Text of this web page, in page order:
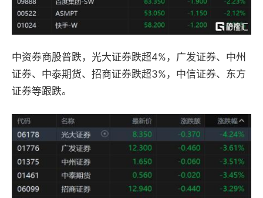
中资券商股普跌，光大证券跌超4%，广发证券、中州
证券、中泰期货、招商证券跌超3%，中信证券、东方
证券等跟跌。